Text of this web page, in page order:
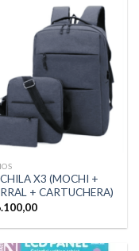
X3 (MOCHI +
+ CARTUCHERA)